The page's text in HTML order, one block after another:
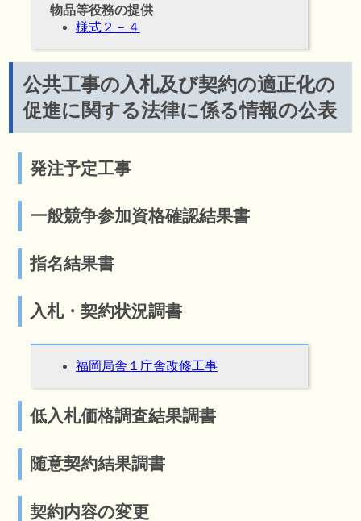
物品等役務の提供
様式２－４
公共工事の入札及び契約の適正化の
促進に関する法律に係る情報の公表
発注予定工事
一般競争参加資格確認結果書
指名結果書
入札・契約状況調書
福岡局舎１庁舎改修工事
低入札価格調査結果調書
随意契約結果調書
契約内容の変更